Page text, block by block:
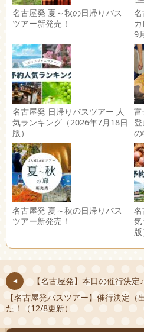
名古屋発 夏～秋の日帰りバス
ツアー新発売！
9
名古屋発 日帰りバスツアー 人
気ランキング（2026年7月18日
版）
選
名古屋発 夏～秋の日帰りバス
ツアー新発売！
版
【名古屋発】本日の催行決定♪
【名古屋発バスツアー】催行決定（
た！（12/8更新）